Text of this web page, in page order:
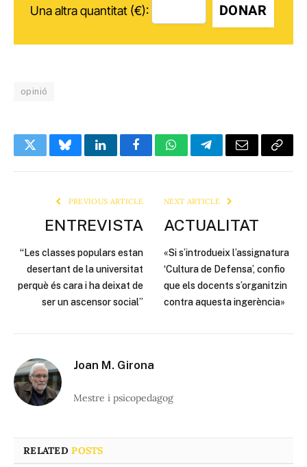
Una altra quantitat (€): DONAR
opinió
TwitterBlueskyLinkedInFacebookWhatsAppTelegramEmail Copy
PREVIOUS ARTICLE
ENTREVISTA
“Les classes populars estan
desertant de la universitat
perquè és cara i ha deixat de
ser un ascensor social”
NEXT ARTICLE
ACTUALITAT
«Si s’introdueix l’assignatura
‘Cultura de Defensa’, confio
que els docents s’organitzin
contra aquesta ingerència»
Joan M. Girona
Mestre i psicopedagog
RELATEDPOSTS